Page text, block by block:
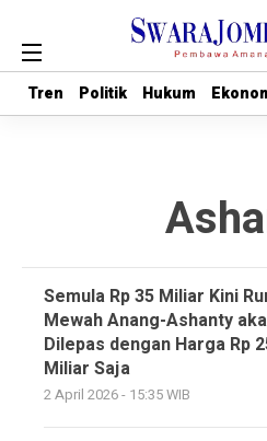
Tren Politik Hukum
Tren Politik Hukum
Semula Rp 35 Miliar Kini
Mewah Anang-Ashanty
Dilepas dengan Harga Rp
Miliar Saja
2 April 2026 - 15:35 WIB